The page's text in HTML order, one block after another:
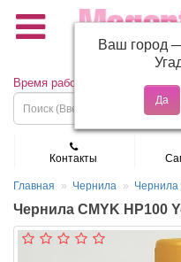
(495)
Время работы: Пн - Пт 9:30 -
Контакты
Главная Чернила Чернила
Чернила CMYK HP100
Ваш город